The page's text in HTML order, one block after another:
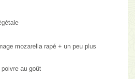
mozarella rapé + un peu plus
au goût